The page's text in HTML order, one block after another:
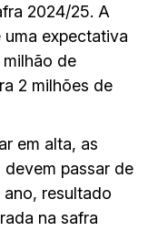
2024/25. A
expectativa
de
2 milhões de
em alta, as
passar de
resultado
na safra